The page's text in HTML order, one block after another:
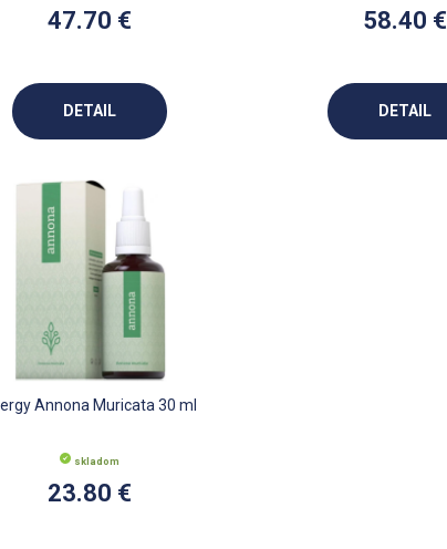
47.70 €
DETAIL
58.40 €
DETAIL
Annona Muricata 30 ml
skladom
23.80 €